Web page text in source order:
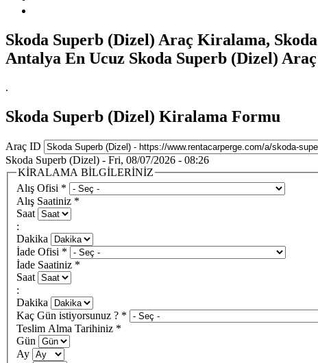
Skoda Superb (Dizel) Araç Kiralama,
Antalya En Ucuz Skoda Superb (Dizel)
.
Skoda Superb (Dizel) Kiralama Formu
Araç ID
Skoda Superb (Dizel) - Fri, 08/07/2026 - 08:26
KİRALAMA BİLGİLERİNİZ
Alış Ofisi *
Alış Saatiniz *
Saat
:
Dakika
İade Ofisi *
İade Saatiniz *
Saat
:
Dakika
Kaç Gün istiyorsunuz ? *
Teslim Alma Tarihiniz *
Gün
Ay